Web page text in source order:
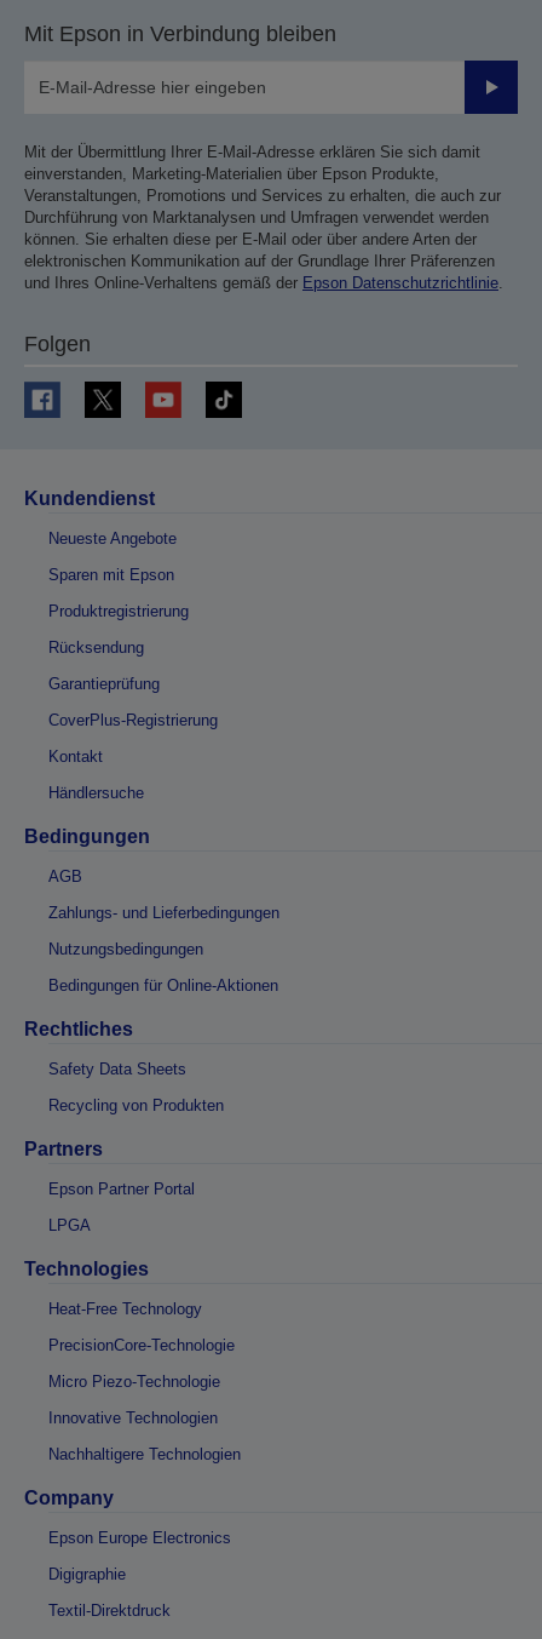
Mit Epson in Verbindung bleiben
Mit der Übermittlung Ihrer E-Mail-Adresse erklären Sie sich damit
einverstanden, Marketing-Materialien über Epson Produkte,
Veranstaltungen, Promotions und Services zu erhalten, die auch zur
Durchführung von Marktanalysen und Umfragen verwendet werden
können. Sie erhalten diese per E-Mail oder über andere Arten der
elektronischen Kommunikation auf der Grundlage Ihrer Präferenzen
und Ihres Online-Verhaltens gemäß der Epson Datenschutzrichtlinie.
Folgen
Kundendienst
Neueste Angebote
Sparen mit Epson
Produktregistrierung
Rücksendung
Garantieprüfung
CoverPlus-Registrierung
Kontakt
Händlersuche
Bedingungen
AGB
Zahlungs- und Lieferbedingungen
Nutzungsbedingungen
Bedingungen für Online-Aktionen
Rechtliches
Safety Data Sheets
Recycling von Produkten
Partners
Epson Partner Portal
LPGA
Technologies
Heat-Free Technology
PrecisionCore-Technologie
Micro Piezo-Technologie
Innovative Technologien
Nachhaltigere Technologien
Company
Epson Europe Electronics
Digigraphie
Textil-Direktdruck